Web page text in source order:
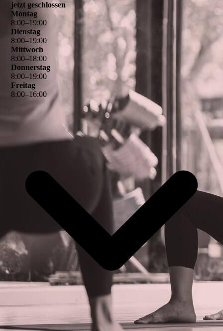
jetzt geschlossen
Montag
8:00–19:00
Dienstag
8:00–19:00
Mittwoch
8:00–18:00
Donnerstag
8:00–19:00
Freitag
8:00–16:00